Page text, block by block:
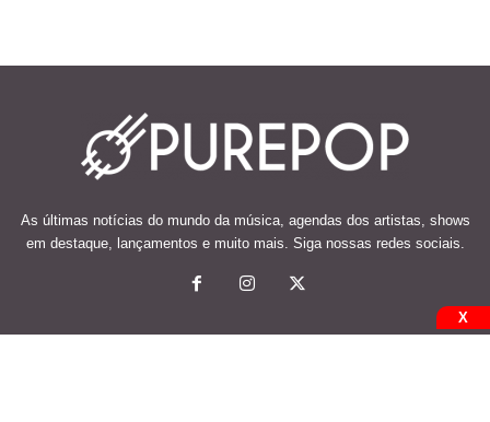
As últimas notícias do mundo da música, agendas dos artistas, shows
em destaque, lançamentos e muito mais. Siga nossas redes sociais.
X